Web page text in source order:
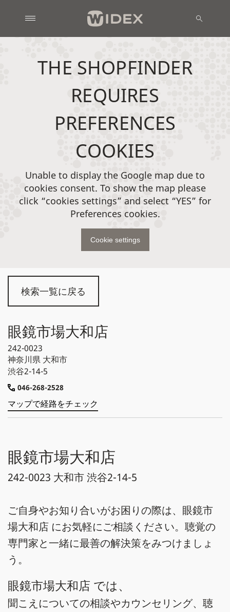
検索一覧に戻る
眼鏡市場大和店
242-0023
神奈川県 大和市
渋谷2-14-5
046-268-2528
マップで経路をチェック
眼鏡市場大和店
242-0023 大和市 渋谷2-14-5
ご自身やお知り合いがお困りの際は、眼鏡市
場大和店 にお気軽にご相談ください。聴覚の
専門家と一緒に最善の解決策をみつけましょ
う。
眼鏡市場大和店 では、
聞こえについての相談やカウンセリング、聴
THE SHOPFINDER
REQUIRES
PREFERENCES
COOKIES
Unable to display the Google map due to
cookies consent. To show the map please
click “cookies settings” and select “YES” for
Preferences cookies.
Cookie settings